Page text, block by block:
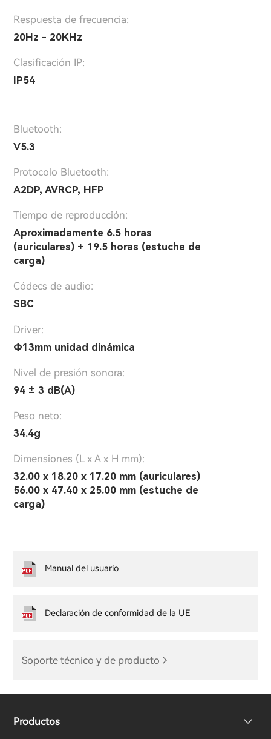
Respuesta de frecuencia:
20Hz - 20KHz
Clasificación IP:
IP54
Bluetooth:
V5.3
Protocolo Bluetooth:
A2DP, AVRCP, HFP
Tiempo de reproducción:
Aproximadamente 6.5 horas
(auriculares) + 19.5 horas (estuche de
carga)
Códecs de audio:
SBC
Driver:
Φ13mm unidad dinámica
Nivel de presión sonora:
94 ± 3 dB(A)
Peso neto:
34.4g
Dimensiones (L x A x H mm):
32.00 x 18.20 x 17.20 mm (auriculares)
56.00 x 47.40 x 25.00 mm (estuche de
carga)
Soporte técnico y de producto
Manual del usuario
Declaración de conformidad de la UE
Productos